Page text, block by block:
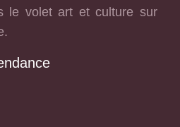
le volet art et culture sur